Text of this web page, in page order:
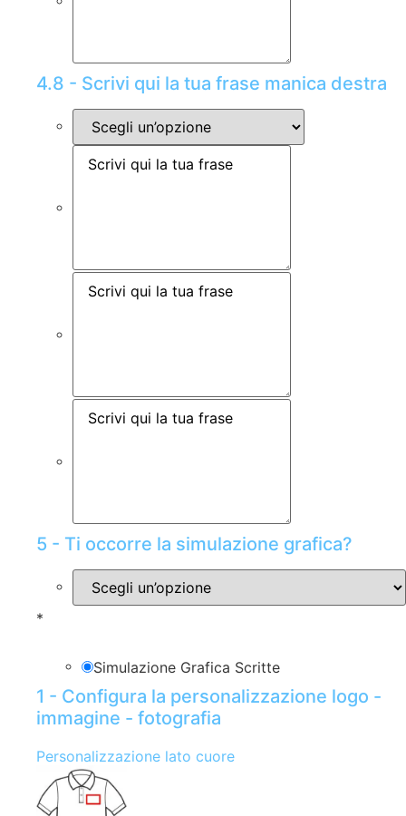
4.8 - Scrivi qui la tua frase manica destra
5 - Ti occorre la simulazione grafica?
*
Simulazione Grafica Scritte
1 - Configura la personalizzazione logo -
immagine - fotografia
Personalizzazione lato cuore